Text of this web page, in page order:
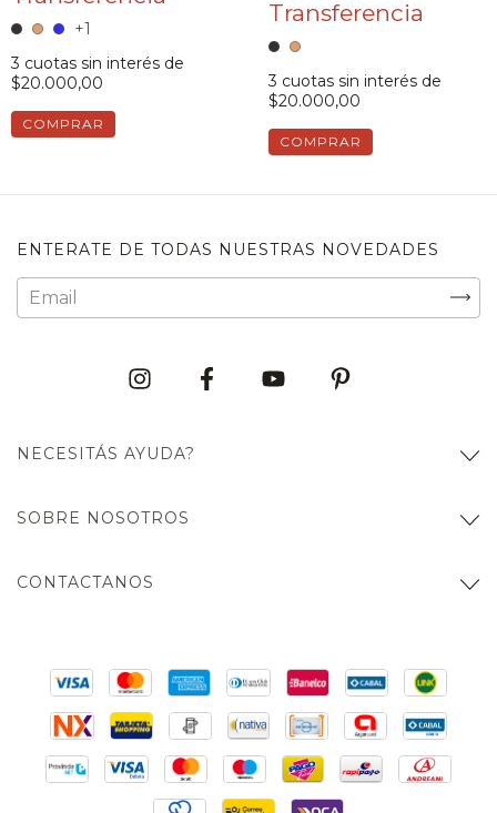
+1
3 cuotas sin interés de
$20.000,00
COMPRAR
3 cuotas sin interés de
$20.000,00
COMPRAR
ENTERATE DE TODAS NUESTRAS NOVEDADES
NECESITÁS AYUDA?
SOBRE NOSOTROS
CONTACTANOS